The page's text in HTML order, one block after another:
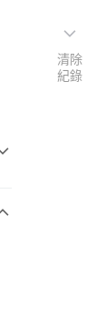
清除
紀錄